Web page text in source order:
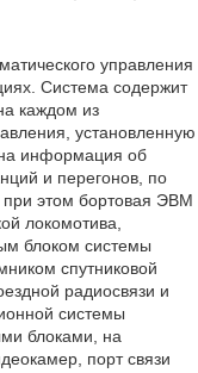
управления
Система содержит
каждом из
установленную
информация об
и перегонов, по
этом бортовая ЭВМ
локомотива,
блоком системы
спутниковой
радиосвязи и
системы
блоками, на
порт связи